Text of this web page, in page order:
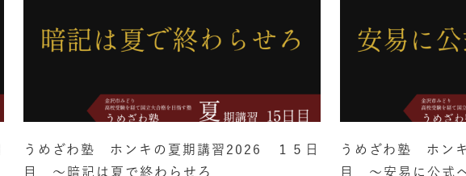
うめざわ塾 ホンキの夏期講習2026 １５日
目 ～暗記は夏で終わらせろ
うめざわ塾 ホン
目 ～安易に公式